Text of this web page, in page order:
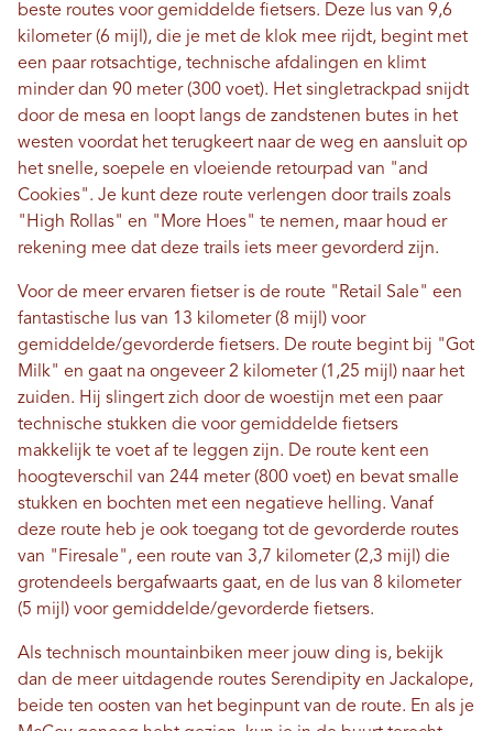
beste routes voor gemiddelde fietsers. Deze lus van 9,6
kilometer (6 mijl), die je met de klok mee rijdt, begint met
een paar rotsachtige, technische afdalingen en klimt
minder dan 90 meter (300 voet). Het singletrackpad snijdt
door de mesa en loopt langs de zandstenen butes in het
westen voordat het terugkeert naar de weg en aansluit op
het snelle, soepele en vloeiende retourpad van "and
Cookies". Je kunt deze route verlengen door trails zoals
"High Rollas" en "More Hoes" te nemen, maar houd er
rekening mee dat deze trails iets meer gevorderd zijn.
Voor de meer ervaren fietser is de route "Retail Sale" een
fantastische lus van 13 kilometer (8 mijl) voor
gemiddelde/gevorderde fietsers. De route begint bij "Got
Milk" en gaat na ongeveer 2 kilometer (1,25 mijl) naar het
zuiden. Hij slingert zich door de woestijn met een paar
technische stukken die voor gemiddelde fietsers
makkelijk te voet af te leggen zijn. De route kent een
hoogteverschil van 244 meter (800 voet) en bevat smalle
stukken en bochten met een negatieve helling. Vanaf
deze route heb je ook toegang tot de gevorderde routes
van "Firesale", een route van 3,7 kilometer (2,3 mijl) die
grotendeels bergafwaarts gaat, en de lus van 8 kilometer
(5 mijl) voor gemiddelde/gevorderde fietsers.
Als technisch mountainbiken meer jouw ding is, bekijk
dan de meer uitdagende routes Serendipity en Jackalope,
beide ten oosten van het beginpunt van de route. En als je